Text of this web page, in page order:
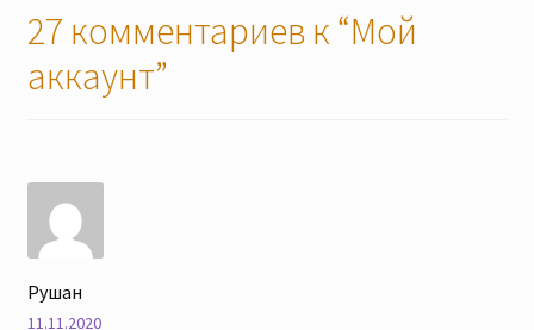
27 комментариев к “Мой
аккаунт”
Рушан
11.11.2020